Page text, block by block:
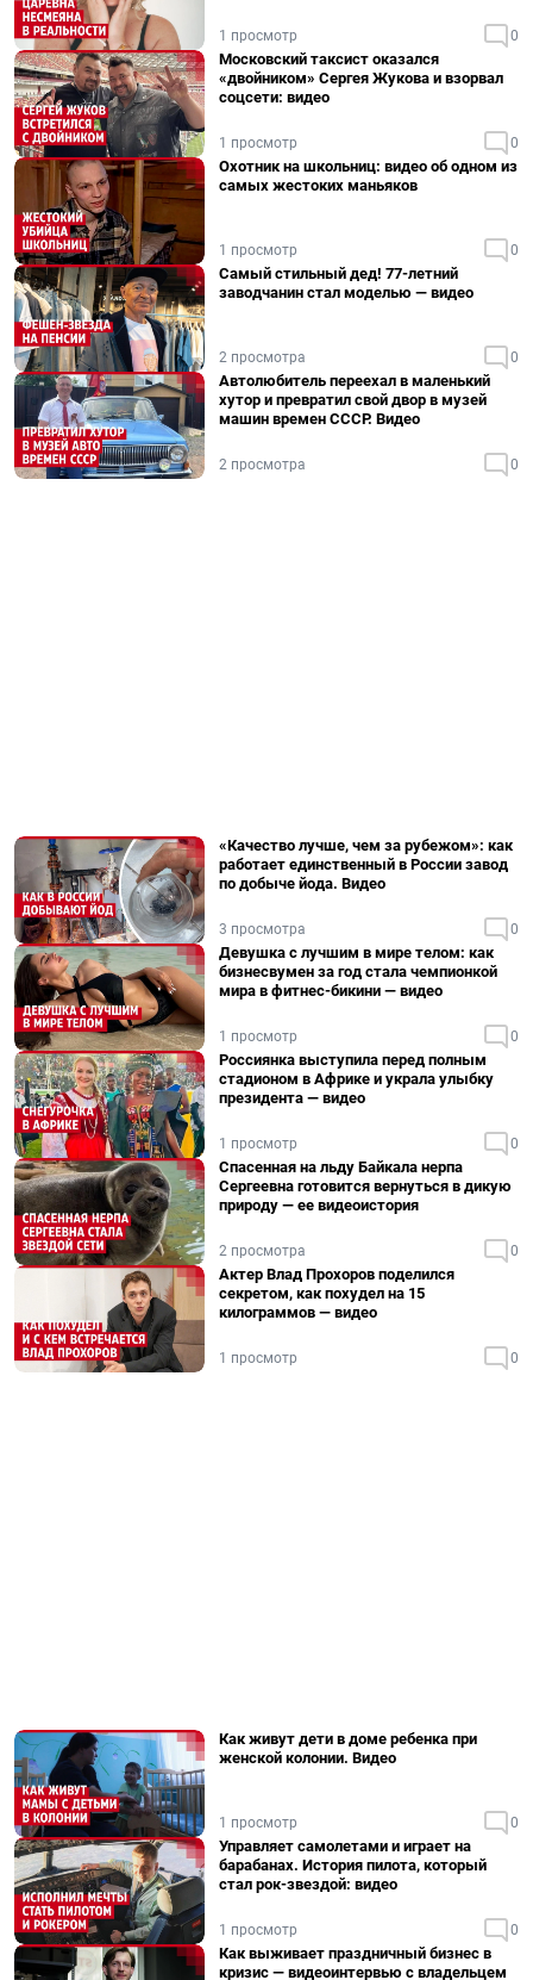
1 просмотр 0
Московский таксист оказался
«двойником» Сергея Жукова и взорвал
соцсети: видео
1 просмотр 0
Охотник на школьниц: видео об одном из
самых жестоких маньяков
1 просмотр 0
Самый стильный дед! 77-летний
заводчанин стал моделью — видео
2 просмотра 0
Автолюбитель переехал в маленький
хутор и превратил свой двор в музей
машин времен СССР. Видео
2 просмотра 0
«Качество лучше, чем за рубежом»: как
работает единственный в России завод
по добыче йода. Видео
3 просмотра 0
Девушка с лучшим в мире телом: как
бизнесвумен за год стала чемпионкой
мира в фитнес-бикини — видео
1 просмотр 0
Россиянка выступила перед полным
стадионом в Африке и украла улыбку
президента — видео
1 просмотр 0
Спасенная на льду Байкала нерпа
Сергеевна готовится вернуться в дикую
природу — ее видеоистория
2 просмотра 0
Актер Влад Прохоров поделился
секретом, как похудел на 15
килограммов — видео
1 просмотр 0
Как живут дети в доме ребенка при
женской колонии. Видео
1 просмотр 0
Управляет самолетами и играет на
барабанах. История пилота, который
стал рок-звездой: видео
1 просмотр 0
Как выживает праздничный бизнес в
кризис — видеоинтервью с владельцем